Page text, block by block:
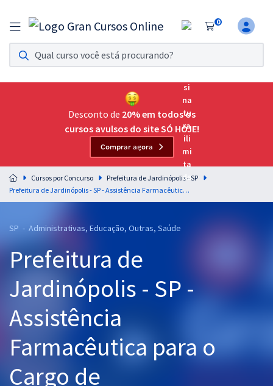
0
Assinatura Ilimitada 11
Acesso a todos os cursos. Teste grátis por 7 dias!
Assinatura OAB Até Passar
Acesso ilimitado a toda preparação para o Exame da
Residências Multiprofissionais
Preparação completa e intensiva para as principais
residências em saúde do Brasil
Cursos 20% OFF
Pós
Graduação
OAB
Desconto de 20% em todos os
cursos avulsos do site SÓ HOJE!
Comprar agora
Cursos por Concurso
Prefeitura de Jardinópolis - SP
Prefeitura de Jardinópolis - SP - Assistência Farmacêutica para o Cargo de Farmacêutico
SP - Administrativas, Educação, Outras, Saúde
Prefeitura de
Jardinópolis - SP -
Assistência
Farmacêutica para o
Cargo de